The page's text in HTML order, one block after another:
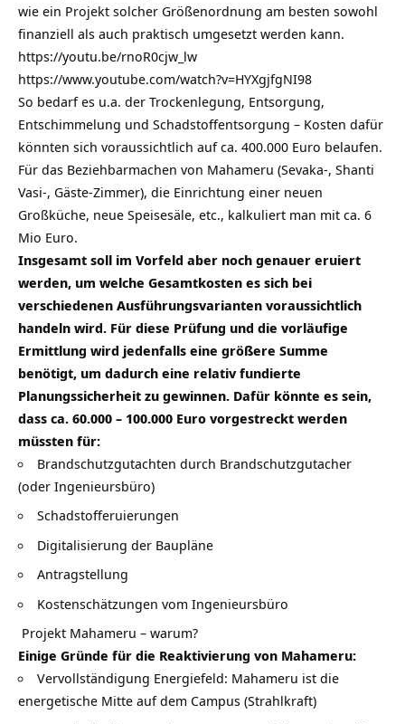
wie ein Projekt solcher Größenordnung am besten sowohl
finanziell als auch praktisch umgesetzt werden kann.
https://youtu.be/rnoR0cjw_lw
https://www.youtube.com/watch?v=HYXgjfgNI98
So bedarf es u.a. der Trockenlegung, Entsorgung,
Entschimmelung und Schadstoffentsorgung – Kosten dafür
könnten sich voraussichtlich auf ca. 400.000 Euro belaufen.
Für das Beziehbarmachen von Mahameru (Sevaka-, Shanti
Vasi-, Gäste-Zimmer), die Einrichtung einer neuen
Großküche, neue Speisesäle, etc., kalkuliert man mit ca. 6
Mio Euro.
Insgesamt soll im Vorfeld aber noch genauer eruiert
werden, um welche Gesamtkosten es sich bei
verschiedenen Ausführungsvarianten voraussichtlich
handeln wird. Für diese Prüfung und die vorläufige
Ermittlung wird jedenfalls eine größere Summe
benötigt, um dadurch eine relativ fundierte
Planungssicherheit zu gewinnen. Dafür könnte es sein,
dass ca. 60.000 – 100.000 Euro vorgestreckt werden
müssten für:
Brandschutzgutachten durch Brandschutzgutacher
(oder Ingenieursbüro)
Schadstofferuierungen
Digitalisierung der Baupläne
Antragstellung
Kostenschätzungen vom Ingenieursbüro
Projekt Mahameru – warum?
Einige Gründe für die Reaktivierung von Mahameru:
Vervollständigung Energiefeld: Mahameru ist die
energetische Mitte auf dem Campus (Strahlkraft)